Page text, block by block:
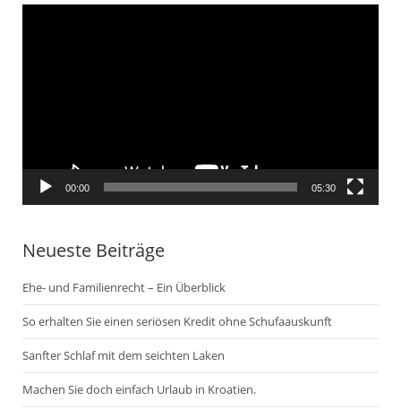
00:00 05:30
Neueste Beiträge
Ehe- und Familienrecht – Ein Überblick
So erhalten Sie einen seriösen Kredit ohne Schufaauskunft
Sanfter Schlaf mit dem seichten Laken
Machen Sie doch einfach Urlaub in Kroatien.